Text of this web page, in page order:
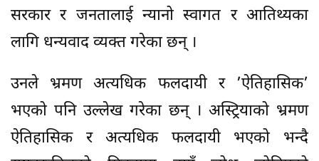
सरकार र जनतालाई न्यानो स्वागत र आतिथ्यका
लागि धन्यवाद व्यक्त गरेका छन् ।
उनले भ्रमण अत्यधिक फलदायी र ’ऐतिहासिक’
भएको पनि उल्लेख गरेका छन् । अस्ट्रियाको भ्रमण
ऐतिहासिक र अत्यधिक फलदायी भएको भन्दै